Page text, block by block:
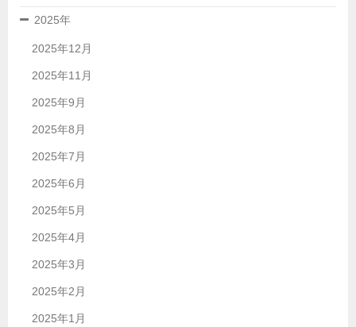
2025年
2025年12月
2025年11月
2025年9月
2025年8月
2025年7月
2025年6月
2025年5月
2025年4月
2025年3月
2025年2月
2025年1月